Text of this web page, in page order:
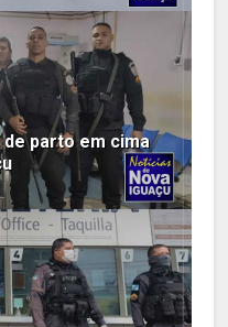
parto em cima